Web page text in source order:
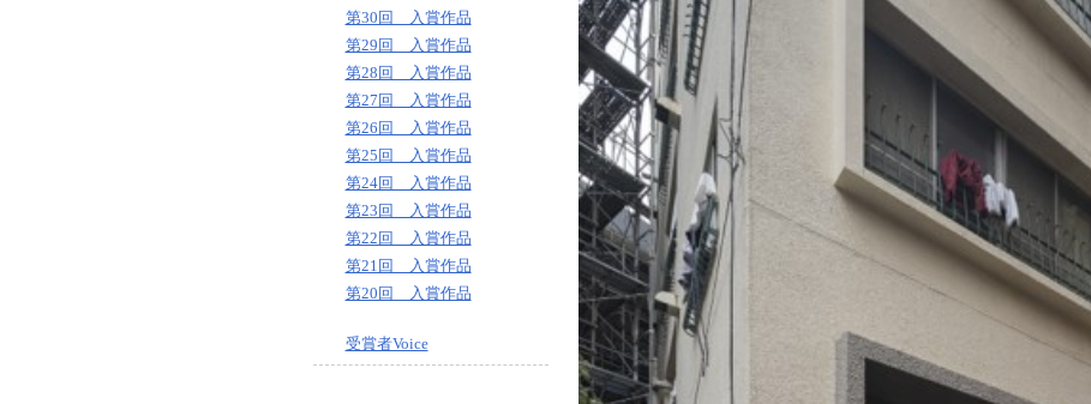
第30回 入賞作品
第29回 入賞作品
第28回 入賞作品
第27回 入賞作品
第26回 入賞作品
第25回 入賞作品
第24回 入賞作品
第23回 入賞作品
第22回 入賞作品
第21回 入賞作品
第20回 入賞作品
受賞者Voice